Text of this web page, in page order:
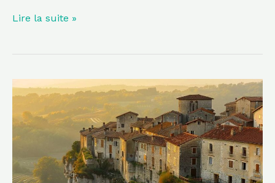
Lire la suite »
Cette
médiévale
perchée
une